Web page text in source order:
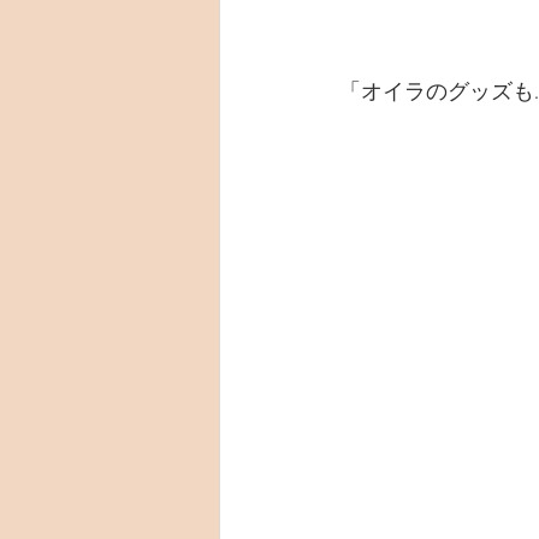
「オイラのグッズ